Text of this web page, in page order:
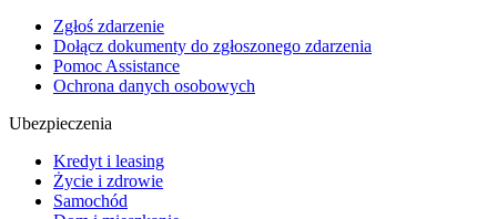
Zgłoś zdarzenie
Dołącz dokumenty do zgłoszonego zdarzenia
Pomoc Assistance
Ochrona danych osobowych
Ubezpieczenia
Kredyt i leasing
Życie i zdrowie
Samochód